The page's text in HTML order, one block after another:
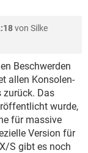
von Silke
Beschwerden
allen Konsolen-
zurück. Das
wurde,
für massive
Version für
S gibt es noch